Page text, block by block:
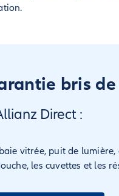
bris de
Direct :
vitrée, puit de lumière,
les cuvettes et les